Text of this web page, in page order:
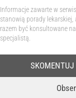
Informacje zawarte w
stanowią porady
razem być konsultowane
specjalistą.
SKOMENTUJ